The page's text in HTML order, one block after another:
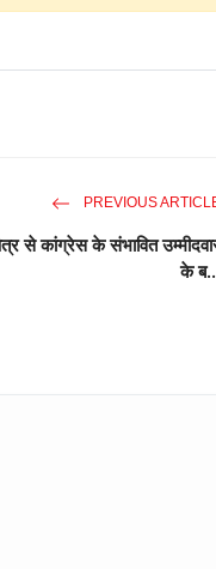
PREVIOUS
से कांग्रेस के संभावित
के